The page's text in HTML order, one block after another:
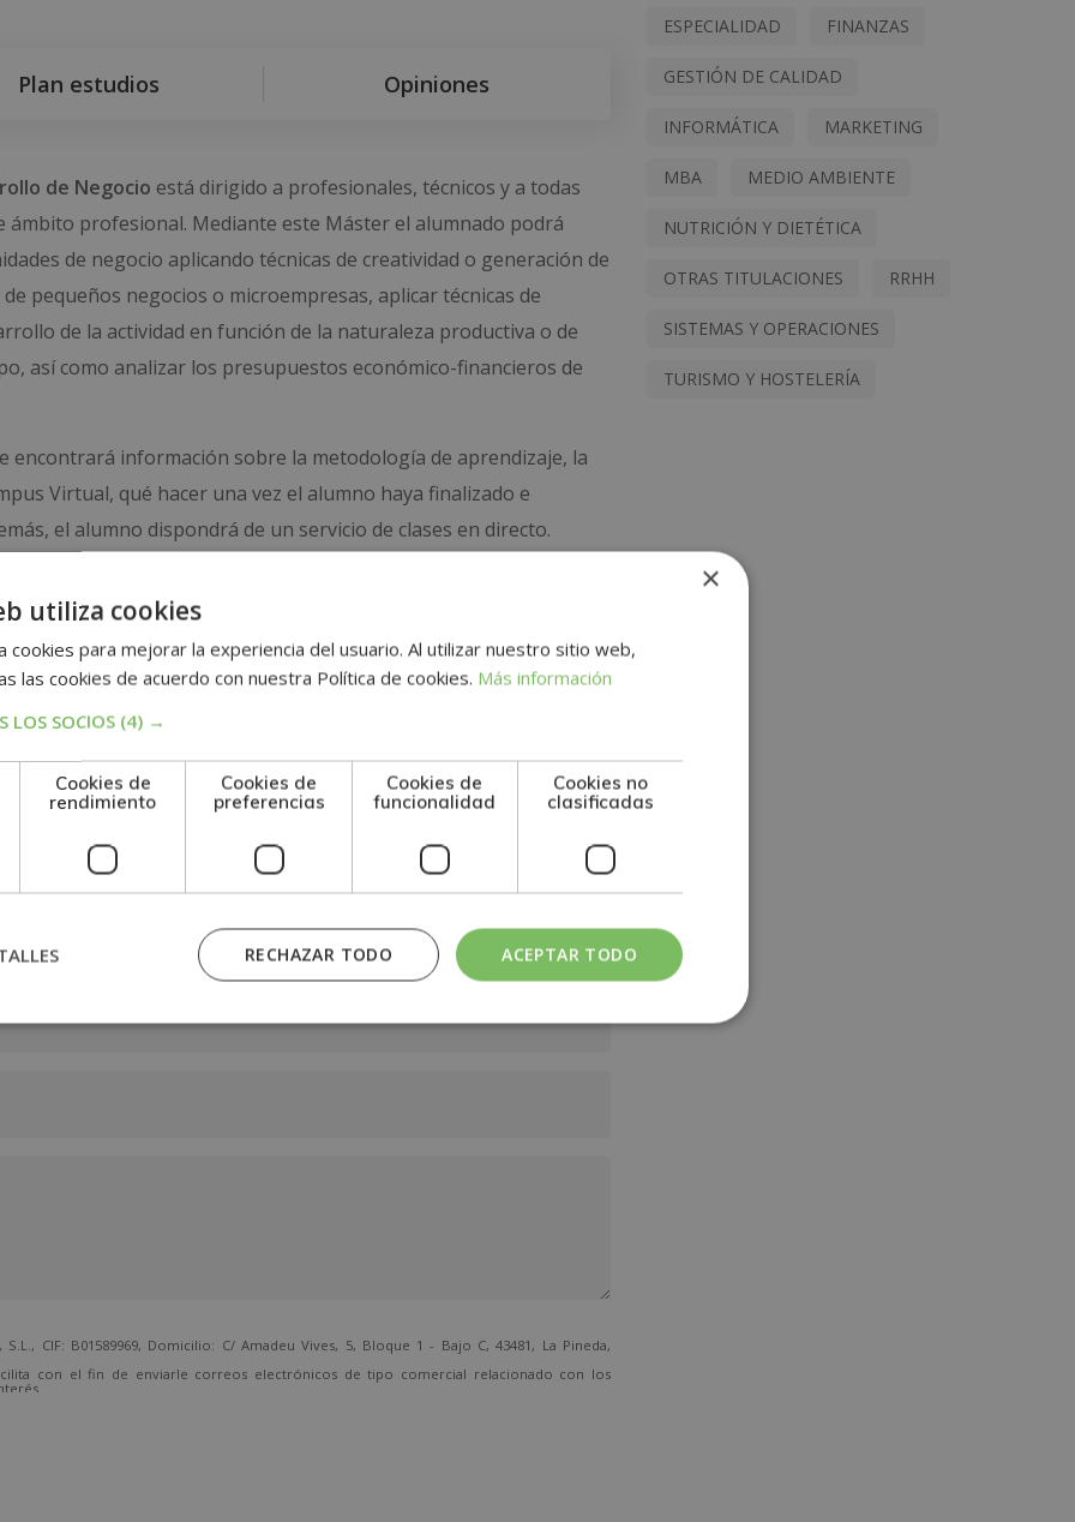
Plan estudios Opiniones
de Negocio está dirigido a profesionales, técnicos y a todas
ámbito profesional. Mediante este Máster el alumnado podrá
de negocio aplicando técnicas de creatividad o generación de
pequeños negocios o microempresas, aplicar técnicas de
de la actividad en función de la naturaleza productiva o de
así como analizar los presupuestos económico-financieros de
encontrará información sobre la metodología de aprendizaje, la
Virtual, qué hacer una vez el alumno haya finalizado e
el alumno dispondrá de un servicio de clases en directo.
de evaluación, el alumno recibirá un diploma que certifica
DE NEGOCIO”, de la ESCUELA MARE NOSTRUM,
asociación española de escuelas de negocios.
S.L., CIF: B01589969, Domicilio: C/ Amadeu Vives, 5, Bloque 1 - Bajo C, 43481, La Pineda,
con el fin de enviarle correos electrónicos de tipo comercial relacionado con los
dirigiéndose a la dirección direccion@grupotarraco.com.
ESPECIALIDAD FINANZAS
GESTIÓN DE CALIDAD
INFORMÁTICA MARKETING
MBA MEDIO AMBIENTE
NUTRICIÓN Y DIETÉTICA
OTRAS TITULACIONES RRHH
SISTEMAS Y OPERACIONES
TURISMO Y HOSTELERÍA
×
utiliza cookies
cookies para mejorar la experiencia del usuario. Al utilizar nuestro sitio web,
las cookies de acuerdo con nuestra Política de cookies. Más información
LOS SOCIOS (4) →
Cookies de
rendimiento
Cookies de
preferencias
Cookies de
funcionalidad
Cookies no
clasificadas
ACEPTAR TODO
RECHAZAR TODO